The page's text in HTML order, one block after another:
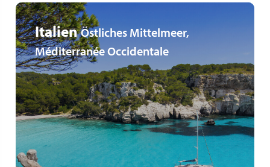
Italien Östliches Mittelmeer,
Méditerranée Occidentale
Kurs auf Apulien, Albanien und die Akropolis von Athen